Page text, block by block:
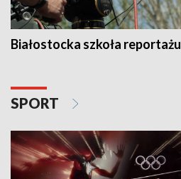
Białostocka szkoła reportażu
SPORT